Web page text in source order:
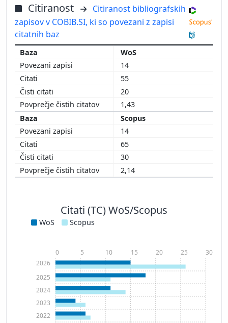
Citiranost
Citiranost bibliografskih
zapisov v COBIB.SI, ki so povezani z zapisi
citatnih baz
WoS
14
55
20
1,43
Scopus
14
65
30
2,14
Citati (TC) WoS/Scopus
WoS Scopus
2022
2023
2024
2025
2026
0 5 10 15 20 25 30